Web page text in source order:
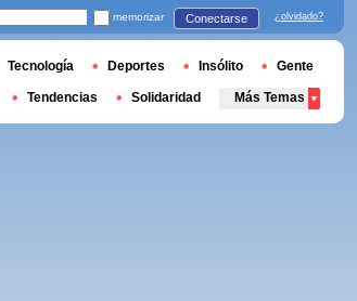
memorizar Conectarse ¿olvidado?
Tecnología Deportes Insólito Gente
Tendencias Solidaridad Más Temas